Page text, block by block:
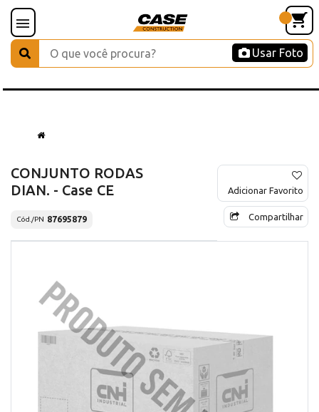
Usar Foto
CONJUNTO RODAS
DIAN. - Case CE
Cód./PN 87695879
Adicionar Favorito
Compartilhar